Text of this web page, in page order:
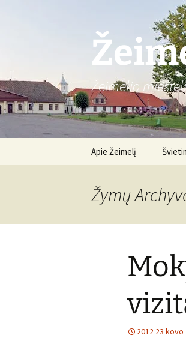
Žeimelio
Apie Žeimelį
Žymų
2012 23 kovo